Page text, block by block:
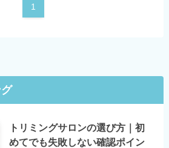
1
トリミングサロンの選び方｜初
めてでも失敗しない確認ポイン